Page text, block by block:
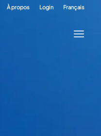
À propos Login Français